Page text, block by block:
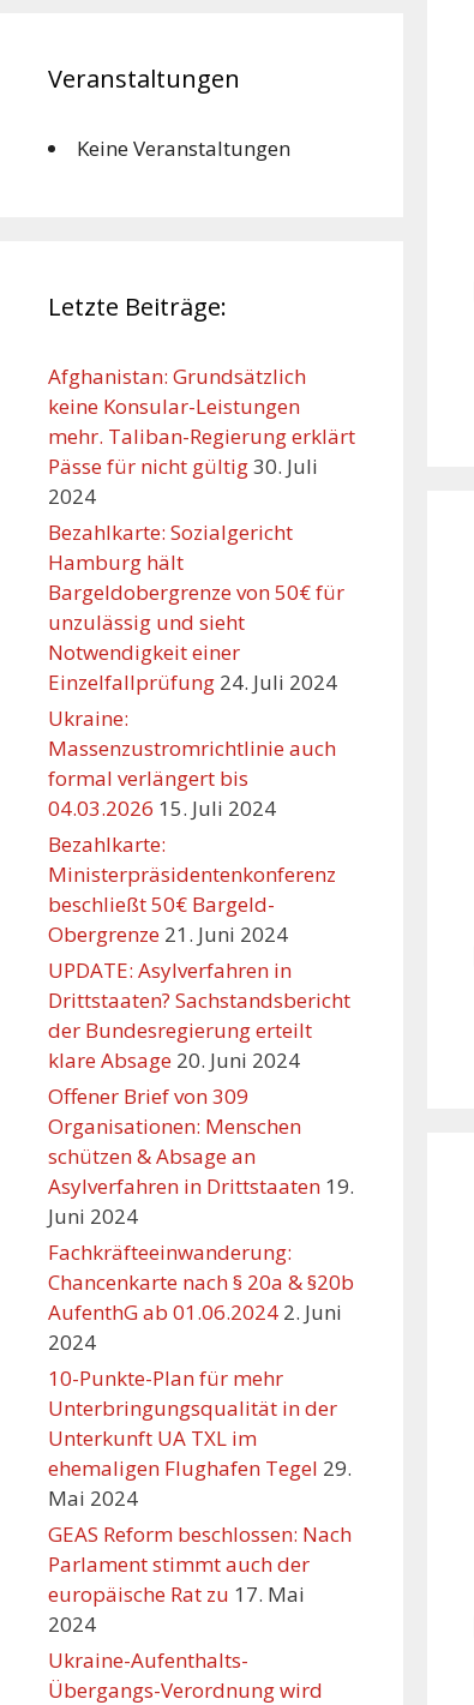
Veranstaltungen
Keine Veranstaltungen
Letzte Beiträge:
Afghanistan: Grundsätzlich
keine Konsular-Leistungen
mehr. Taliban-Regierung erklärt
Pässe für nicht gültig30. Juli
2024
Bezahlkarte: Sozialgericht
Hamburg hält
Bargeldobergrenze von 50€ für
unzulässig und sieht
Notwendigkeit einer
Einzelfallprüfung 24. Juli 2024
Ukraine:
Massenzustromrichtlinie auch
formal verlängert bis
04.03.2026 15. Juli 2024
Bezahlkarte:
Ministerpräsidentenkonferenz
beschließt 50€ Bargeld-
Obergrenze 21. Juni 2024
UPDATE: Asylverfahren in
Drittstaaten? Sachstandsbericht
der Bundesregierung erteilt
klare Absage 20. Juni 2024
Offener Brief von 309
Organisationen: Menschen
schützen & Absage an
Asylverfahren in Drittstaaten 19.
Juni 2024
Fachkräfteeinwanderung:
Chancenkarte nach § 20a & §20b
AufenthG ab 01.06.2024 2. Juni
2024
10-Punkte-Plan für mehr
Unterbringungsqualität in der
Unterkunft UA TXL im
ehemaligen Flughafen Tegel 29.
Mai 2024
GEAS Reform beschlossen: Nach
Parlament stimmt auch der
europäische Rat zu 17. Mai
2024
Ukraine-Aufenthalts-
Übergangs-Verordnung wird